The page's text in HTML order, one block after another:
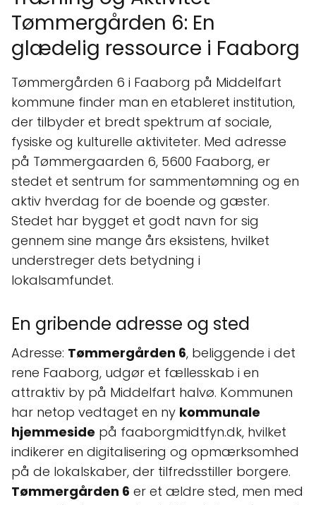
Tømmergården 6: En
glædelig ressource i Faaborg
Tømmergården 6 i Faaborg på Middelfart
kommune finder man en etableret institution,
der tilbyder et bredt spektrum af sociale,
fysiske og kulturelle aktiviteter. Med adresse
på Tømmergaarden 6, 5600 Faaborg, er
stedet et sentrum for sammentømning og en
aktiv hverdag for de boende og gæster.
Stedet har bygget et godt navn for sig
gennem sine mange års eksistens, hvilket
understreger dets betydning i
lokalsamfundet.
En gribende adresse og sted
Adresse: Tømmergården 6, beliggende i det
rene Faaborg, udgør et fællesskab i en
attraktiv by på Middelfart halvø. Kommunen
har netop vedtaget en ny kommunale
hjemmeside på faaborgmidtfyn.dk, hvilket
indikerer en digitalisering og opmærksomhed
på de lokalskaber, der tilfredsstiller borgere.
Tømmergården 6 er et ældre sted, men med